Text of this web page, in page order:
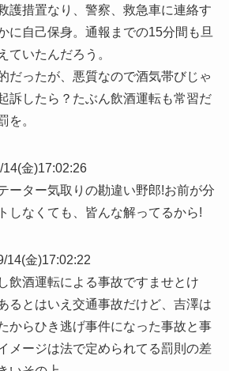
護措置なり、警察、救急車に連絡す
に自己保身。通報までの15分間も旦
ていたんだろう。
だったが、悪質なので酒気帯びじゃ
訴したら？たぶん飲酒運転も常習だ
を。
14(金)17:02:26
ーター気取りの勘違い野郎!お前が分
しなくても、皆んな解ってるから!
14(金)17:02:22
飲酒運転による事故ですませとけ
るとはいえ交通事故だけど、吉澤は
からひき逃げ事件になった事故と事
メージは法で定められてる罰則の差